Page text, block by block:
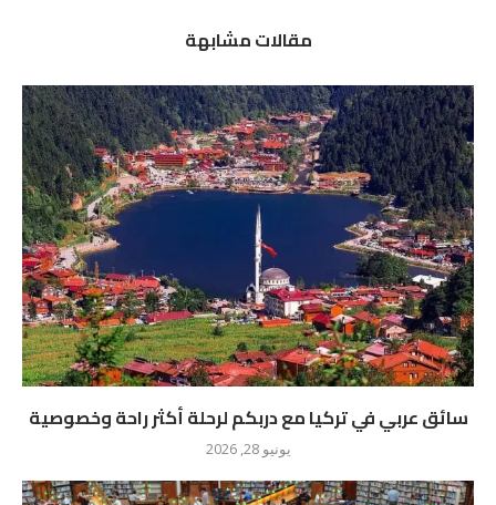
مقالات مشابهة
سائق عربي في تركيا مع دربكم لرحلة أكثر راحة وخصوصية
يونيو 28, 2026